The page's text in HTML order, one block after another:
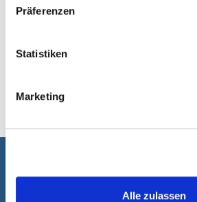
Präferenzen
Statistiken
Marketing
Alle zulassen